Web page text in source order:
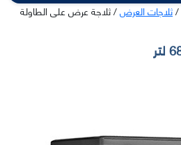
/ثلاجات العرض/ ثلاجة عرض على الطاولة